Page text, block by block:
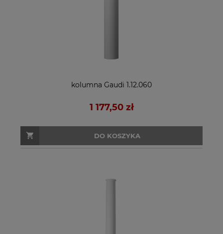
kolumna Gaudi 1.12.060
1 177,50 zł
DO KOSZYKA